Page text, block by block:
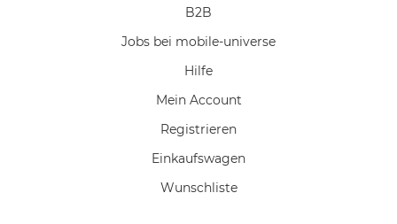
B2B
Jobs bei mobile-universe
Hilfe
Mein Account
Registrieren
Einkaufswagen
Wunschliste